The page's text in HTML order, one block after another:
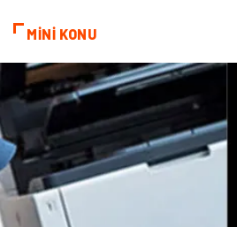
Ambalaj
Bitkisel Ürünler
Markalar
Bilişim
İthalat İhracat
MİNİ KONU